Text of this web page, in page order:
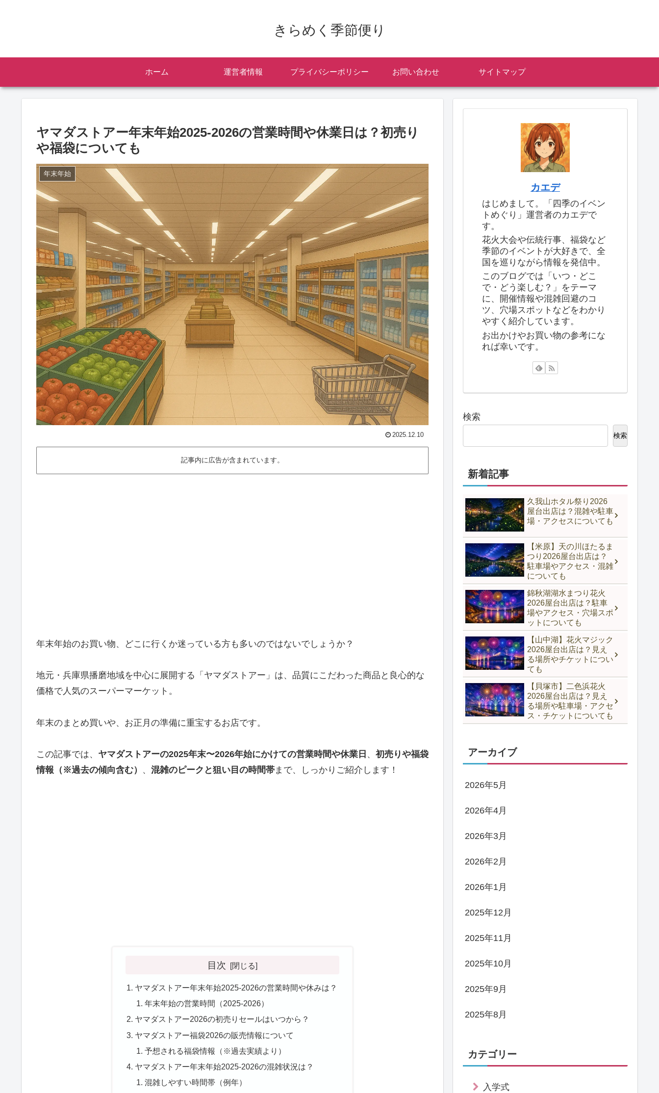
きらめく季節便り
ホーム 運営者情報 プライバシーポリシー お問い合わせ サイトマップ
ヤマダストアー年末年始2025-2026の営業時間や休業日は？初売り
や福袋についても
年末年始
2025.12.10
記事内に広告が含まれています。
年末年始のお買い物、どこに行くか迷っている方も多いのではないでしょうか？
地元・兵庫県播磨地域を中心に展開する「ヤマダストアー」は、品質にこだわった商品と良心的な
価格で人気のスーパーマーケット。
年末のまとめ買いや、お正月の準備に重宝するお店です。
この記事では、 ヤマダストアーの2025年末〜2026年始にかけての営業時間や休業日 、 初売りや福袋
情報（※過去の傾向含む） 、 混雑のピークと狙い目の時間帯まで、しっかりご紹介します！
目次
ヤマダストアー年末年始2025-2026の営業時間や休みは？
年末年始の営業時間（2025-2026）
ヤマダストアー2026の初売りセールはいつから？
ヤマダストアー福袋2026の販売情報について
予想される福袋情報（※過去実績より）
ヤマダストアー年末年始2025-2026の混雑状況は？
混雑しやすい時間帯（例年）
カエデ
はじめまして。「四季のイベン
トめぐり」運営者のカエデで
す。
花火大会や伝統行事、福袋など
季節のイベントが大好きで、全
国を巡りながら情報を発信中。
このブログでは「いつ・どこ
で・どう楽しむ？」をテーマ
に、開催情報や混雑回避のコ
ツ、穴場スポットなどをわかり
やすく紹介しています。
お出かけやお買い物の参考にな
れば幸いです。
検索
検索
新着記事
久我山ホタル祭り2026
屋台出店は？混雑や駐車
場・アクセスについても
【米原】天の川ほたるま
つり2026屋台出店は？
駐車場やアクセス・混雑
についても
錦秋湖湖水まつり花火
2026屋台出店は？駐車
場やアクセス・穴場スポ
ットについても
【山中湖】花火マジック
2026屋台出店は？見え
る場所やチケットについ
ても
【貝塚市】二色浜花火
2026屋台出店は？見え
る場所や駐車場・アクセ
ス・チケットについても
アーカイブ
2026年5月
2026年4月
2026年3月
2026年2月
2026年1月
2025年12月
2025年11月
2025年10月
2025年9月
2025年8月
カテゴリー
入学式